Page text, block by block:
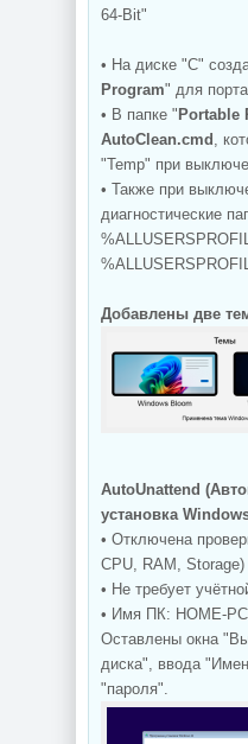
64-Bit"
• На диске "С"
Program" для
• В папке " Portable
AutoClean.cmd
,
"Temp" при
• Также при
диагностические
Добавлены две
AutoUnattend
установка
• Отключена
CPU, RAM, Storage)
• Не требует
• Имя ПК: HOME-PC
Оставлены окна
диска", ввода
"пароля".